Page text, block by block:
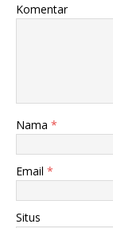
Komentar
Nama *
Email *
Situs